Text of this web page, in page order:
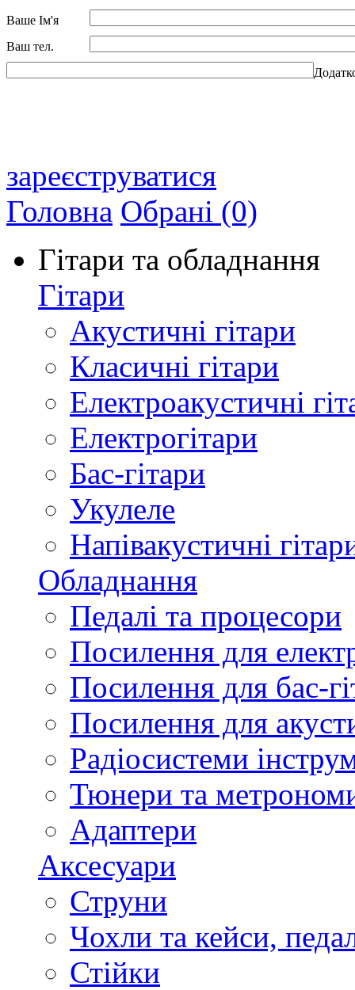
Ваше Ім'я
Ваш тел.
зареєструватися
Головна Обрані (0)
Гітари та обладнання
Гітари
Акустичні гітари
Класичні гітари
Електроакустичні
Електрогітари
Бас-гітари
Укулеле
Напівакустичні
Обладнання
Педалі та процесори
Посилення для
Посилення для бас-
Посилення для
Радіосистеми
Тюнери та
Адаптери
Аксесуари
Струни
Чохли та кейси,
Стійки